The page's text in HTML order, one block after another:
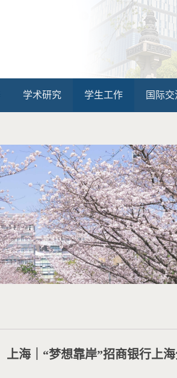
学术研究 学生工作 国际交
上海｜“梦想靠岸”招商银行上